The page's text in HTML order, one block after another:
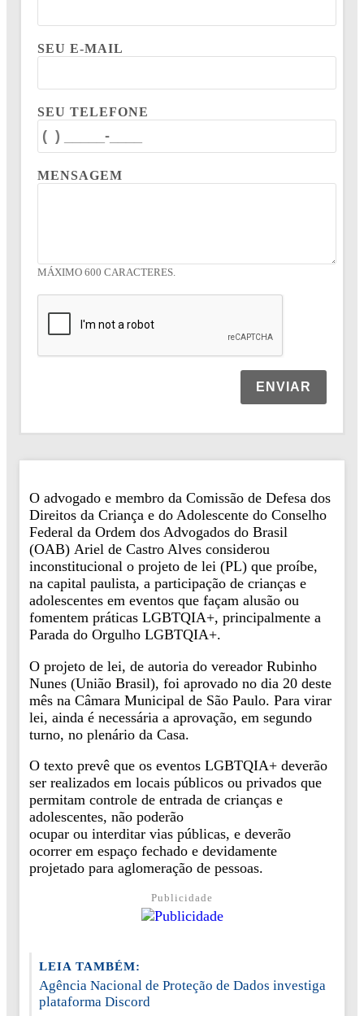
SEU E-MAIL
SEU TELEFONE
MENSAGEM
MÁXIMO 600 CARACTERES.
ENVIAR
O advogado e membro da Comissão de Defesa dos
Direitos da Criança e do Adolescente do Conselho
Federal da Ordem dos Advogados do Brasil
(OAB) Ariel de Castro Alves considerou
inconstitucional o projeto de lei (PL) que proíbe,
na capital paulista, a participação de crianças e
adolescentes em eventos que façam alusão ou
fomentem práticas LGBTQIA+, principalmente a
Parada do Orgulho LGBTQIA+.
O projeto de lei, de autoria do vereador Rubinho
Nunes (União Brasil), foi aprovado no dia 20 deste
mês na Câmara Municipal de São Paulo. Para virar
lei, ainda é necessária a aprovação, em segundo
turno, no plenário da Casa.
O texto prevê que os eventos LGBTQIA+ deverão
ser realizados em locais públicos ou privados que
permitam controle de entrada de crianças e
adolescentes, não poderão
ocupar ou interditar vias públicas, e deverão
ocorrer em espaço fechado e devidamente
projetado para aglomeração de pessoas.
Publicidade
LEIA TAMBÉM:
Agência Nacional de Proteção de Dados investiga
plataforma Discord